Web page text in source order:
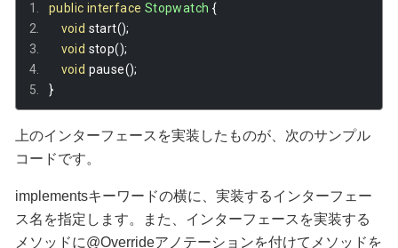
public interface Stopwatch {
void start();
void stop();
void pause();
}
上のインターフェースを実装したものが、次のサンプル
コードです。
implementsキーワードの横に、実装するインターフェー
ス名を指定します。また、インターフェースを実装する
メソッドに@Overrideアノテーションを付けてメソッドを